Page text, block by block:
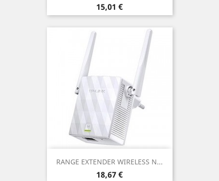
Prezzo
15,01 €
RANGE EXTENDER WIRELESS N...
Prezzo
18,67 €